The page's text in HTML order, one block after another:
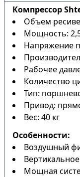
Компрессор
Объем
Мощность:
Напряжение
Рабочее
Количество
Тип:
Привод:
Вес: 40 кг
Особенности:
Воздушный
Мощная